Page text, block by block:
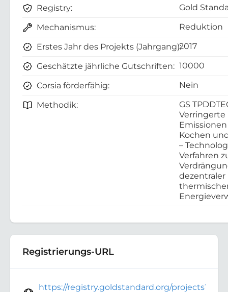
Registry: Gold
Mechanismus: Reduktion
Erstes Jahr des Projekts (Jahrgang):2017
Geschätzte jährliche Gutschriften: 10000
Corsia förderfähig: Nein
Methodik:
GS
Verringerte
Kochen
–
Verfahren
dezentraler
Registrierungs-URL
https://registry.goldstandard.org/projects?